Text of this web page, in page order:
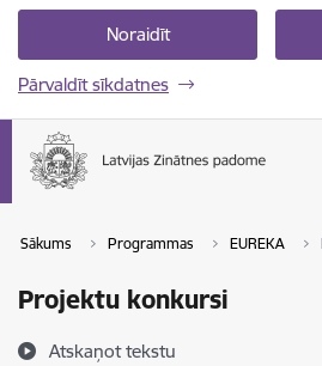
Noraidīt
Pārvaldīt sīkdatnes
Sākums Programmas EUREKA
Projektu konkursi
Atskaņot tekstu